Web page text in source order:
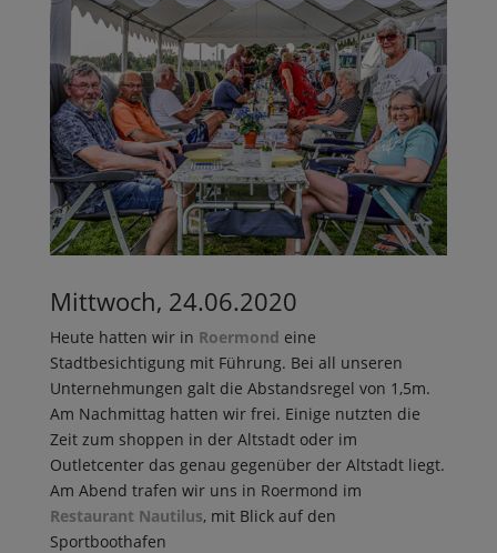
Mittwoch, 24.06.2020
Heute hatten wir in Roermond eine
Stadtbesichtigung mit Führung. Bei all unseren
Unternehmungen galt die Abstandsregel von 1,5m.
Am Nachmittag hatten wir frei. Einige nutzten die
Zeit zum shoppen in der Altstadt oder im
Outletcenter das genau gegenüber der Altstadt liegt.
Am Abend trafen wir uns in Roermond im
Restaurant Nautilus, mit Blick auf den
Sportboothafen